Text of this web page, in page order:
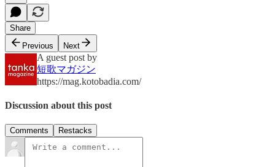
Share
Previous
Next
A guest post by
短歌マガジン
https://mag.kotobadia.com/
Discussion about this post
Comments Restacks